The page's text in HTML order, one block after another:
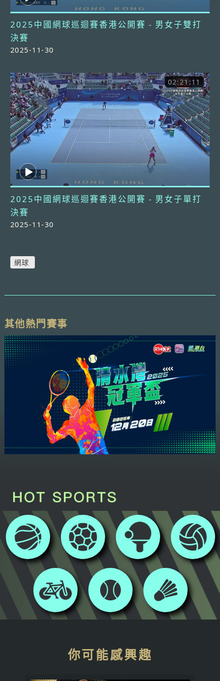
2025中國網球巡迴賽香港公開賽 - 男女子雙打
決賽
2025-11-30
02:21:11
2025中國網球巡迴賽香港公開賽 - 男女子單打
決賽
2025-11-30
網球
其他熱門賽事
你可能感興趣